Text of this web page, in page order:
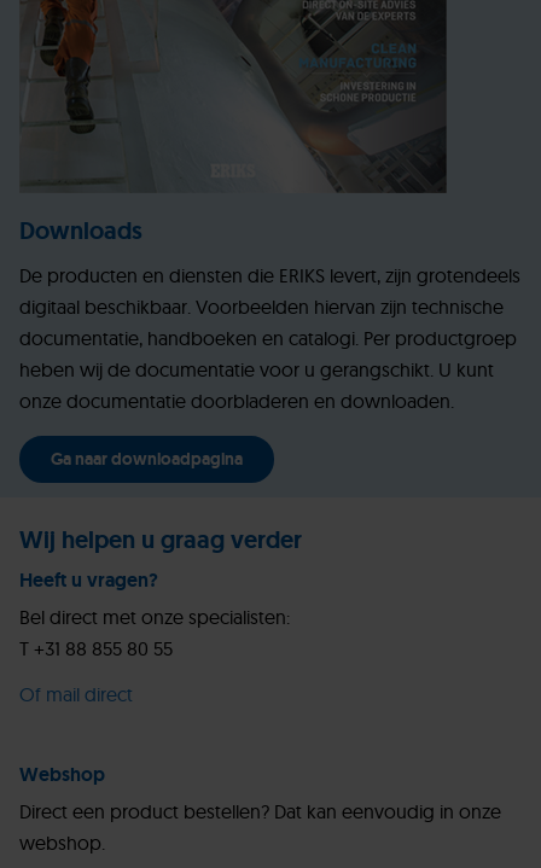
Downloads
De producten en diensten die ERIKS levert, zijn grotendeels
digitaal beschikbaar. Voorbeelden hiervan zijn technische
documentatie, handboeken en catalogi. Per productgroep
heben wij de documentatie voor u gerangschikt. U kunt
onze documentatie doorbladeren en downloaden.
Ga naar downloadpagina
Wij helpen u graag verder
Heeft u vragen?
Bel direct met onze specialisten:
T +31 88 855 80 55
Of mail direct
Webshop
Direct een product bestellen? Dat kan eenvoudig in onze
webshop.